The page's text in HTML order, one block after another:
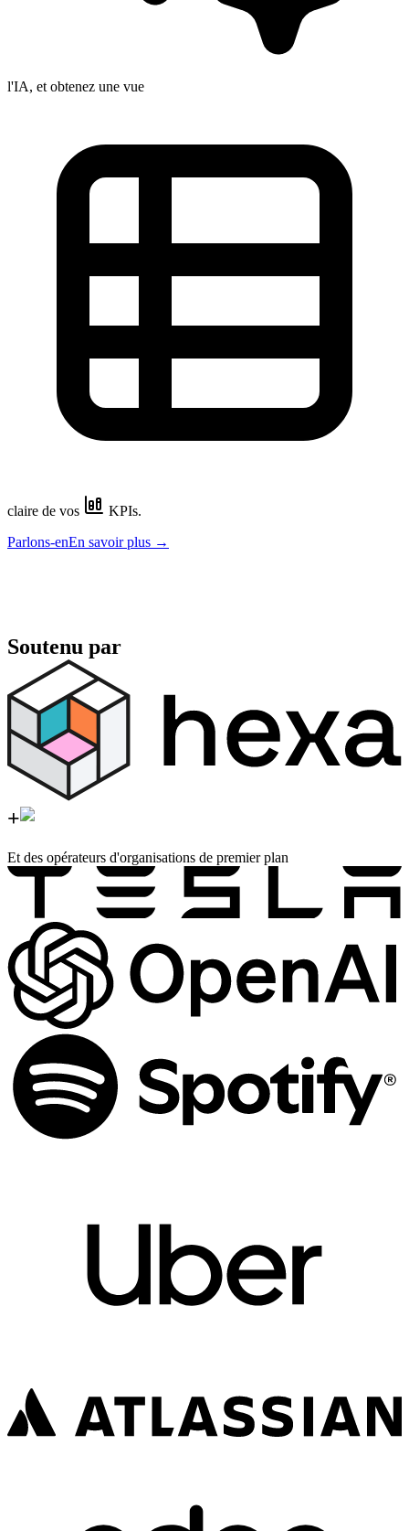
l'IA, et obtenez une vue
claire de vos
KPIs.
Parlons-enEn savoir plus →
Soutenu par
+
Et des opérateurs d'organisations de premier plan